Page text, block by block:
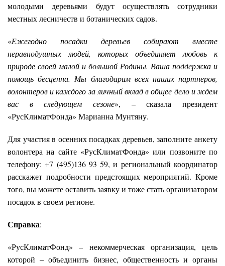
молодыми деревьями будут осуществлять сотрудники
местных лесничеств и ботанических садов.
«Ежегодно посадки деревьев собирают вместе
неравнодушных людей, которых объединяет любовь к
природе своей малой и большой Родины. Ваша поддержка и
помощь бесценна. Мы благодарим всех наших партнеров,
волонтеров и каждого за личный вклад в общее дело и ждем
вас в следующем сезоне», – сказала президент
«РусКлиматФонда» Марианна Мунтяну.
Для участия в осенних посадках деревьев, заполните анкету
волонтера на сайте «РусКлиматФонда» или позвоните по
телефону: +7 (495)136 93 59, и региональный координатор
расскажет подробности предстоящих мероприятий. Кроме
того, вы можете оставить заявку и тоже стать организатором
посадок в своем регионе.
Справка:
«РусКлиматФонд» – некоммерческая организация, цель
которой – объединить бизнес, общественность и органы